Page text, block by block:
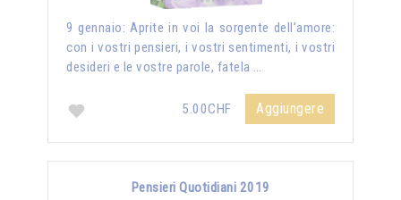
9 gennaio: Aprite in voi la sorgente dell’amore:
con i vostri pensieri, i vostri sentimenti, i vostri
desideri e le vostre parole, fatela …
5.00CHF Aggiungere
Pensieri Quotidiani 2019